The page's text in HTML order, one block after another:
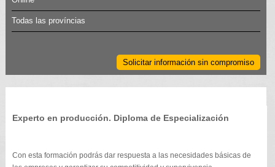
Todas las províncias
Solicitar información sin compromiso
Experto en producción. Diploma de Especialización
Con esta formación podrás dar respuesta a las necesidades básicas de